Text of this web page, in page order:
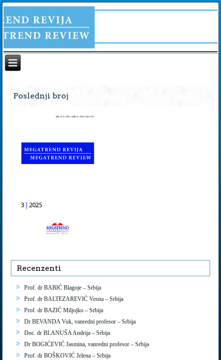
Poslednji broj
Recenzenti
Prof. dr BABIĆ Blagoje – Srbija
Prof. dr BALTEZAREVIĆ Vesna – Srbija
Prof. dr BAZIĆ Miljojko – Srbija
Dr BEVANDA Vuk, vanredni profesor – Srbija
Doc. dr BLANUŠA Andrija – Srbija
Dr BOGIĆEVIĆ Jasmina, vanredni profesor – Srbija
Prof. dr BOŠKOVIĆ Jelena – Srbija